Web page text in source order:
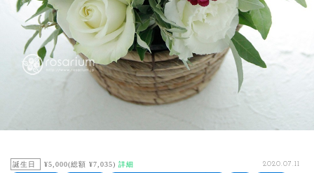
誕生日 ¥5,000(総額 ¥7,035) 詳細 2020.07.11